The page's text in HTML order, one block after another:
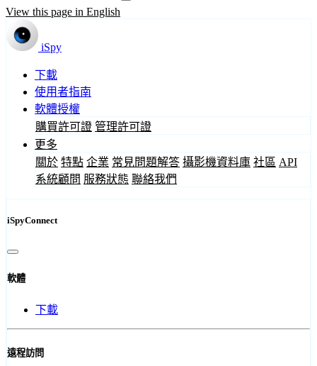
View this page in English
iSpy
下載
使用者指南
軟體授權
購買許可證 管理許可證
更多
關於 特點 企業 常見問題解答 攝影機資料庫 社區 API
系統顧問 服務狀態 聯絡我們
iSpyConnect
軟體
下載
遠程訪問